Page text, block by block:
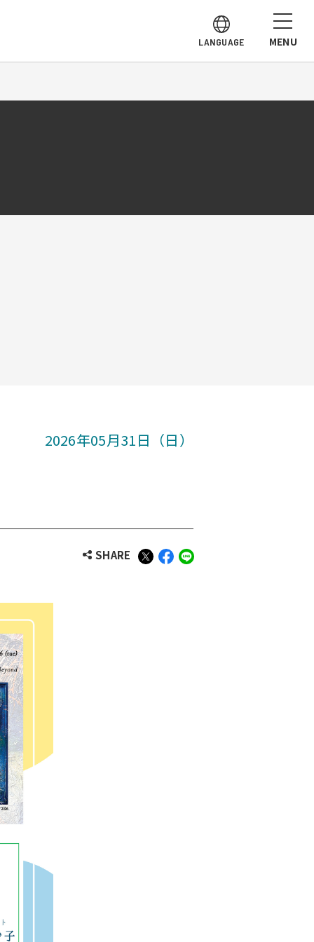
LANGUAGE MENU
2026年05月31日（日）
SHARE